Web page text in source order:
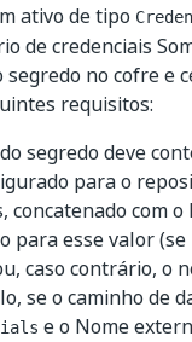
ativo de tipo
de credenciais
segredo no cofre e
requisitos:
segredo deve
para o
concatenado com
para esse valor
caso contrário, o
se o caminho de
e o Nome